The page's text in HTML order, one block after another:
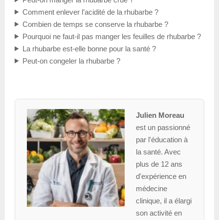
Comment enlever l’acidité de la rhubarbe ?
Combien de temps se conserve la rhubarbe ?
Pourquoi ne faut-il pas manger les feuilles de rhubarbe ?
La rhubarbe est-elle bonne pour la santé ?
Peut-on congeler la rhubarbe ?
Julien Moreau
est un passionné
par l'éducation à
la santé. Avec
plus de 12 ans
d'expérience en
médecine
clinique, il a élargi
son activité en